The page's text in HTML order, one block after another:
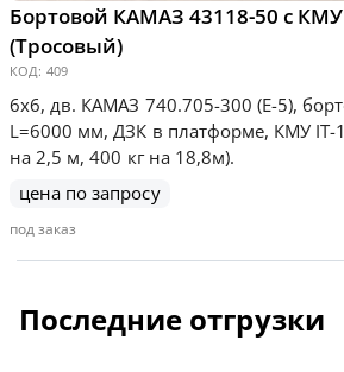
Бортовой КАМАЗ 43118-50 с
(Тросовый)
КОД: 409
6х6, дв. КАМАЗ 740.705-300 (Е-5),
L=6000 мм, ДЗК в платформе, КМУ IT-
на 2,5 м, 400 кг на 18,8м).
цена по запросу
под заказ
Последние отгрузки